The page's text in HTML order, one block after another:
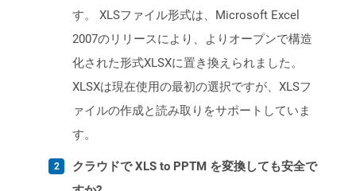
す。 XLSファイル形式は、Microsoft Excel
2007のリリースにより、よりオープンで構造
化された形式XLSXに置き換えられました。
XLSXは現在使用の最初の選択ですが、XLSフ
ァイルの作成と読み取りをサポートしていま
す。
クラウドで XLS to PPTM を変換しても安全で